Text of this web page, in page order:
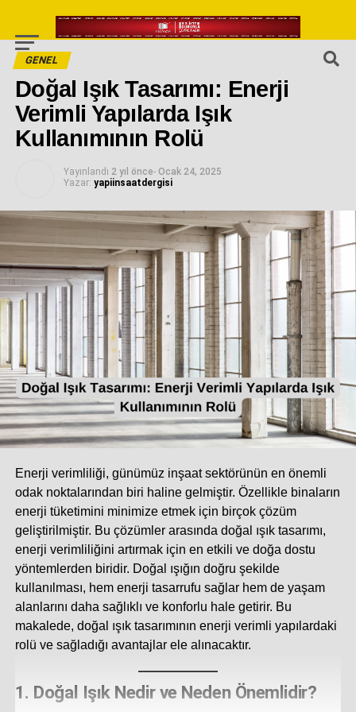
GENEL
Doğal Işık Tasarımı: Enerji
Verimli Yapılarda Işık
Kullanımının Rolü
Yayınlandı 2 yıl önce- Ocak 24, 2025
Yazar: yapiinsaatdergisi
Enerji verimliliği, günümüz inşaat sektörünün en önemli
odak noktalarından biri haline gelmiştir. Özellikle binaların
enerji tüketimini minimize etmek için birçok çözüm
geliştirilmiştir. Bu çözümler arasında doğal ışık tasarımı,
enerji verimliliğini artırmak için en etkili ve doğa dostu
yöntemlerden biridir. Doğal ışığın doğru şekilde
kullanılması, hem enerji tasarrufu sağlar hem de yaşam
alanlarını daha sağlıklı ve konforlu hale getirir. Bu
makalede, doğal ışık tasarımının enerji verimli yapılardaki
rolü ve sağladığı avantajlar ele alınacaktır.
1. Doğal Işık Nedir ve Neden Önemlidir?